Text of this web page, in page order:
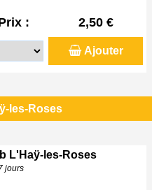
: 2,50 €
Ajouter
les-Roses
L'Haÿ-les-Roses
jours